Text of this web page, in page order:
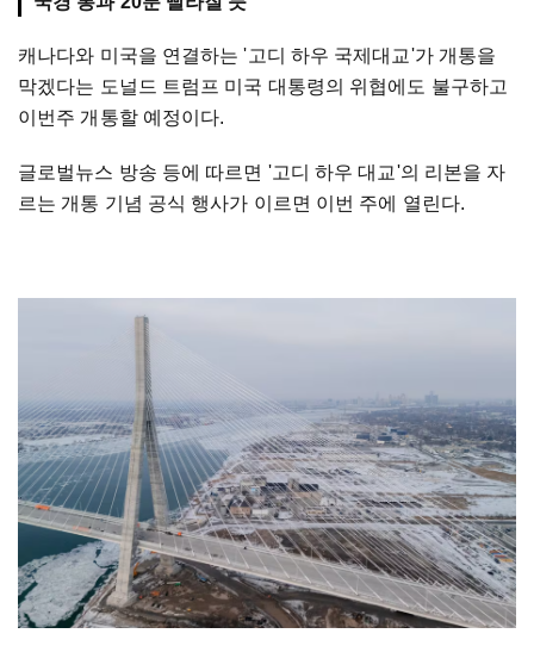
캐나다와 미국을 연결하는 '고디 하우 국제대교'가 개통을
막겠다는 도널드 트럼프 미국 대통령의 위협에도 불구하고
이번주 개통할 예정이다.
글로벌뉴스 방송 등에 따르면 '고디 하우 대교'의 리본을 자
르는 개통 기념 공식 행사가 이르면 이번 주에 열린다.